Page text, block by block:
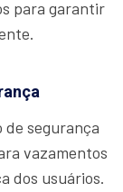
para garantir
de segurança
vazamentos
dos usuários.